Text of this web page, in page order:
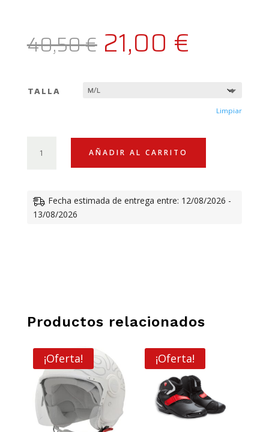
40,50€ El
era:
40,50 €.
21,00 €
precio
actual
21,00
TALLA
Limpiar
VESPA
AÑADIR AL CARRITO
Fecha estimada de entrega entre: 12/08/2026 -
13/08/2026
Productos relacionados
¡Oferta! ¡Oferta!